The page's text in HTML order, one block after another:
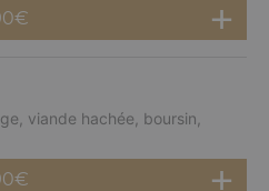
€
viande hachée, boursin,
€